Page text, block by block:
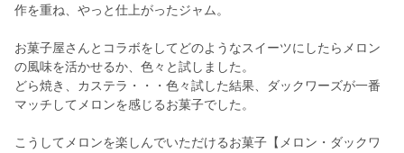
作を重ね、やっと仕上がったジャム。
お菓子屋さんとコラボをしてどのようなスイーツにしたらメロン
の風味を活かせるか、色々と試しました。
どら焼き、カステラ・・・色々試した結果、ダックワーズが一番
マッチしてメロンを感じるお菓子でした。
こうしてメロンを楽しんでいただけるお菓子【メロン・ダックワ